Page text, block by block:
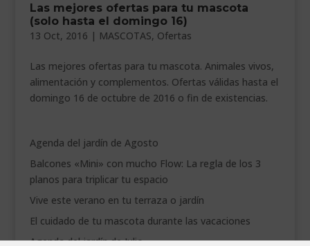
Las mejores ofertas para tu mascota
(solo hasta el domingo 16)
13 Oct, 2016 | MASCOTAS, Ofertas
Las mejores ofertas para tu mascota. Animales vivos,
alimentación y complementos. Ofertas válidas hasta el
domingo 16 de octubre de 2016 o fin de existencias.
Agenda del jardín de Agosto
Balcones «Mini» con mucho Flow: La regla de los 3
planos para triplicar tu espacio
Vive este verano en tu terraza o jardín
El cuidado de tu mascota durante las vacaciones
Agenda del jardín de Julio